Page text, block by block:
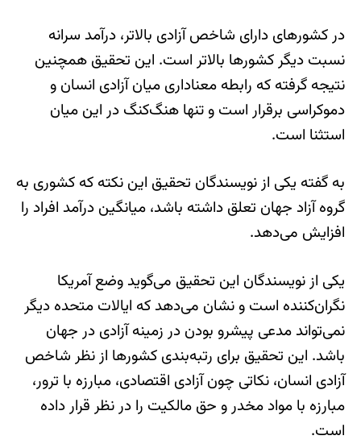
در کشورهای دارای شاخص آزادی بالاتر، درآمد سرانه
نسبت دیگر کشورها بالاتر است. این تحقیق همچنین
نتیجه گرفته که رابطه معناداری میان آزادی انسان و
دموکراسی برقرار است و تنها هنگ‌کنگ در این میان
استثنا است.
به گفته یکی از نویسندگان تحقیق این نکته که کشوری به
گروه آزاد جهان تعلق داشته باشد، میانگین درآمد افراد را
افزایش می‌دهد.
یکی از نویسندگان این تحقیق می‌گوید وضع آمریکا
نگران‌کننده است و نشان می‌دهد که ایالات متحده دیگر
نمی‌تواند مدعی پیشرو بودن در زمینه آزادی در جهان
باشد. این تحقیق برای رتبه‌بندی کشورها از نظر شاخص
آزادی انسان، نکاتی چون آزادی اقتصادی، مبارزه با ترور،
مبارزه با مواد مخدر و حق مالکیت را در نظر قرار داده
است.